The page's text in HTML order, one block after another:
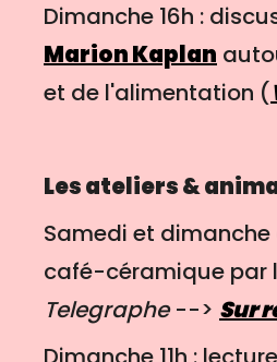
Dimanche 16h :
Marion Kaplan
et de l'alimentation (
Les ateliers &
Samedi et dimanche
café-céramique par
Telegraphe--> Sur